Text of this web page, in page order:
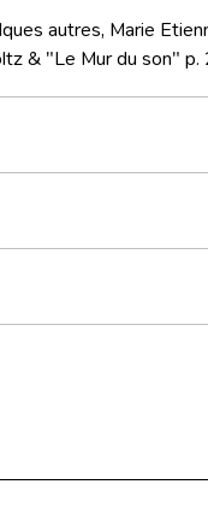
autres, Marie
& "Le Mur du son"